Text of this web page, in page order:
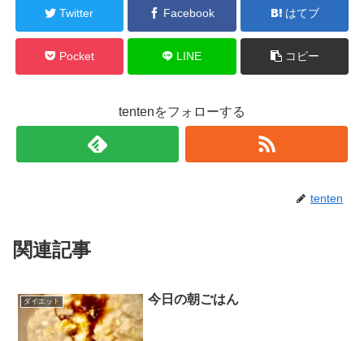
Twitter Facebook はてブ
Pocket LINE コピー
tentenをフォローする
tenten
関連記事
ダイエット 今日の朝ごはん